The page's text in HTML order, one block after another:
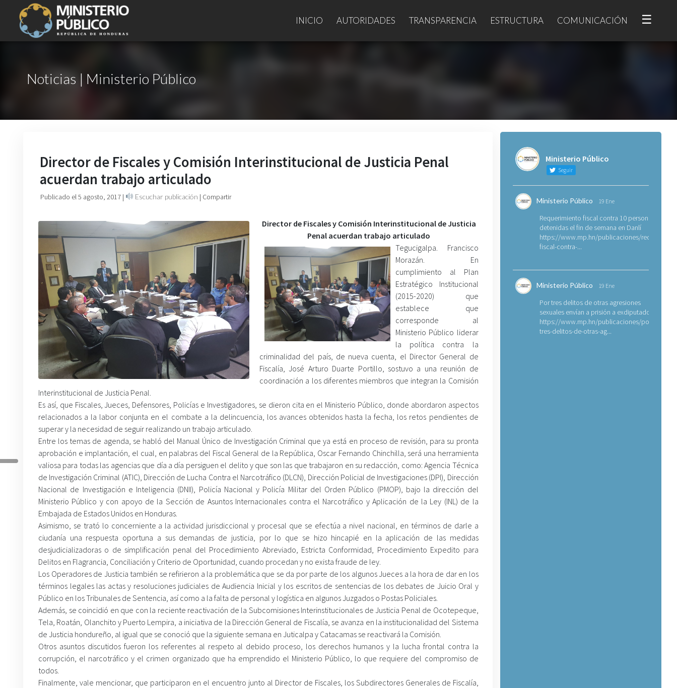
INICIO AUTORIDADES TRANSPARENCIA ESTRUCTURA COMUNICACIÓN ☰
Noticias | Ministerio Público
Director de Fiscales y Comisión Interinstitucional de Justicia Penal
acuerdan trabajo articulado
Publicado el 5 agosto, 2017 | Escuchar publicación | Compartir
Director de Fiscales y Comisión Interinstitucional de Justicia
Penal acuerdan trabajo articulado
Tegucigalpa. Francisco
Morazán. En
cumplimiento al Plan
Estratégico Institucional
(2015-2020) que
establece que
corresponde al
Ministerio Público liderar
la política contra la
criminalidad del país, de nueva cuenta, el Director General de
Fiscalía, José Arturo Duarte Portillo, sostuvo a una reunión de
coordinación a los diferentes miembros que integran la Comisión
Interinstitucional de Justicia Penal.
Es así, que Fiscales, Jueces, Defensores, Policías e Investigadores, se dieron cita en el Ministerio Público, donde abordaron aspectos
relacionados a la labor conjunta en el combate a la delincuencia, los avances obtenidos hasta la fecha, los retos pendientes de
superar y la necesidad de seguir realizando un trabajo articulado.
Entre los temas de agenda, se habló del Manual Único de Investigación Criminal que ya está en proceso de revisión, para su pronta
aprobación e implantación, el cual, en palabras del Fiscal General de la República, Oscar Fernando Chinchilla, será una herramienta
valiosa para todas las agencias que día a día persiguen el delito y que son las que trabajaron en su redacción, como: Agencia Técnica
de Investigación Criminal (ATIC), Dirección de Lucha Contra el Narcotráfico (DLCN), Dirección Policial de Investigaciones (DPI), Dirección
Nacional de Investigación e Inteligencia (DNII), Policía Nacional y Policía Militar del Orden Público (PMOP), bajo la dirección del
Ministerio Público y con apoyo de la Sección de Asuntos Internacionales contra el Narcotráfico y Aplicación de la Ley (INL) de la
Embajada de Estados Unidos en Honduras.
Asimismo, se trató lo concerniente a la actividad jurisdiccional y procesal que se efectúa a nivel nacional, en términos de darle a
ciudanía una respuesta oportuna a sus demandas de justicia, por lo que se hizo hincapié en la aplicación de las medidas
desjudicializadoras o de simplificación penal del Procedimiento Abreviado, Estricta Conformidad, Procedimiento Expedito para
Delitos en Flagrancia, Conciliación y Criterio de Oportunidad, cuando procedan y no exista fraude de ley.
Los Operadores de Justicia también se refirieron a la problemática que se da por parte de los algunos Jueces a la hora de dar en los
términos legales las actas y resoluciones judiciales de Audiencia Inicial y los escritos de sentencias de los debates de Juicio Oral y
Público en los Tribunales de Sentencia, así como a la falta de personal y logística en algunos Juzgados o Postas Policiales.
Además, se coincidió en que con la reciente reactivación de la Subcomisiones Interinstitucionales de Justicia Penal de Ocotepeque,
Tela, Roatán, Olanchito y Puerto Lempira, a iniciativa de la Dirección General de Fiscalía, se avanza en la institucionalidad del Sistema
de Justicia hondureño, al igual que se conoció que la siguiente semana en Juticalpa y Catacamas se reactivará la Comisión.
Otros asuntos discutidos fueron los referentes al respeto al debido proceso, los derechos humanos y la lucha frontal contra la
corrupción, el narcotráfico y el crimen organizado que ha emprendido el Ministerio Público, lo que requiere del compromiso de
todos.
Finalmente, vale mencionar, que participaron en el encuentro junto al Director de Fiscales, los Subdirectores Generales de Fiscalía,
Ministerio Público
Seguir
Ministerio Público 19 Ene
Requerimiento fiscal contra 10 personas
detenidas el fin de semana en Danlí
https://www.mp.hn/publicaciones/
fiscal-contra-...
Ministerio Público 19 Ene
Por tres delitos de otras agresiones
sexuales envían a prisión a exdiputado
https://www.mp.hn/publicaciones/por-
tres-delitos-de-otras-ag...